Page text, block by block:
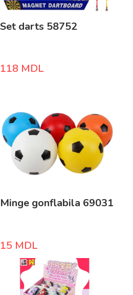
Set darts 58752
118 MDL
Minge gonflabila 69031
15 MDL